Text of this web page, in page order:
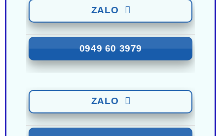
ZALO
0949 60 3979
ZALO